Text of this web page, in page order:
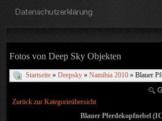
Datenschutzerklärung
Fotos von Deep Sky Objekten
Startseite »Deepsky »Namibia 2010 » Blauer
Zurück zur Kategorieübersicht
Blauer Pferdekopfnebel